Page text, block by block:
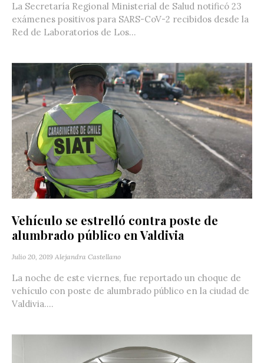
La Secretaría Regional Ministerial de Salud notificó 23
exámenes positivos para SARS-CoV-2 recibidos desde la
Red de Laboratorios de Los...
Vehículo se estrelló contra poste de
alumbrado público en Valdivia
Julio 20, 2019 Alejandra Castellano
La noche de este viernes, fue reportado un choque de
vehículo con poste de alumbrado público en la ciudad de
Valdivia....